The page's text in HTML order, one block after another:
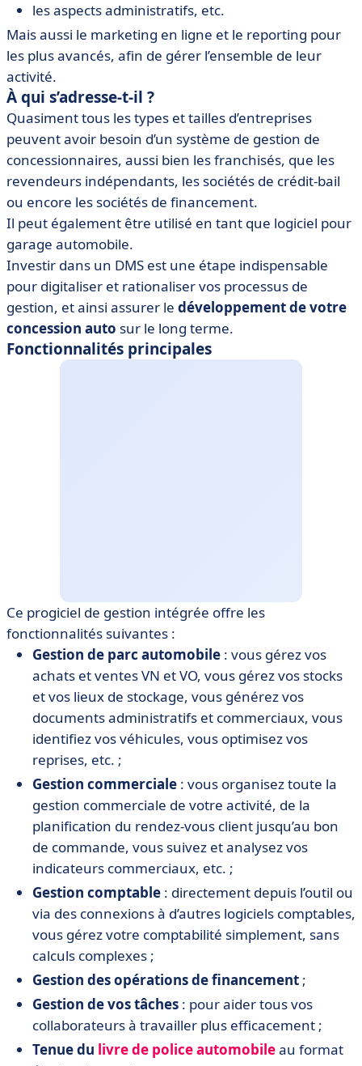
les aspects administratifs, etc.
Mais aussi le marketing en ligne et le reporting pour
les plus avancés, afin de gérer l’ensemble de leur
activité.
À qui s’adresse-t-il ?
Quasiment tous les types et tailles d’entreprises
peuvent avoir besoin d’un système de gestion de
concessionnaires, aussi bien les franchisés, que les
revendeurs indépendants, les sociétés de crédit-bail
ou encore les sociétés de financement.
Il peut également être utilisé en tant que logiciel pour
garage automobile.
Investir dans un DMS est une étape indispensable
pour digitaliser et rationaliser vos processus de
gestion, et ainsi assurer le développement de votre
concession auto sur le long terme.
Fonctionnalités principales
Ce progiciel de gestion intégrée offre les
fonctionnalités suivantes :
Gestion de parc automobile : vous gérez vos
achats et ventes VN et VO, vous gérez vos stocks
et vos lieux de stockage, vous générez vos
documents administratifs et commerciaux, vous
identifiez vos véhicules, vous optimisez vos
reprises, etc. ;
Gestion commerciale : vous organisez toute la
gestion commerciale de votre activité, de la
planification du rendez-vous client jusqu’au bon
de commande, vous suivez et analysez vos
indicateurs commerciaux, etc. ;
Gestion comptable : directement depuis l’outil ou
via des connexions à d’autres logiciels comptables,
vous gérez votre comptabilité simplement, sans
calculs complexes ;
Gestion des opérations de financement ;
Gestion de vos tâches : pour aider tous vos
collaborateurs à travailler plus efficacement ;
Tenue du livre de police automobileau format